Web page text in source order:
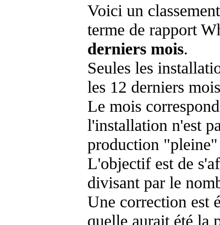
Voici un
terme de rapport
derniers mois.
Seules les
les 12 derniers
Le mois
l'installation n'est
production "pleine"
L'objectif est de
divisant par le
Une correction est
quelle aurait été la